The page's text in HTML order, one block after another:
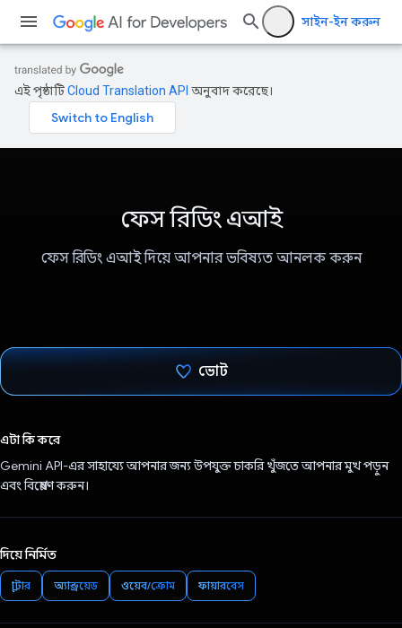
সাইন-ইন করুন
এই পৃষ্ঠাটিCloud Translation API অনুবাদ করেছে।
ফেস রিডিং এআই
ফেস রিডিং এআই দিয়ে আপনার ভবিষ্যত আনলক করুন
ভোট
এটা কি করে
Gemini API-এর সাহায্যে আপনার জন্য উপযুক্ত চাকরি খুঁজতে আপনার মুখ পড়ুন
এবং বিশ্লেষণ করুন।
দিয়ে নির্মিত
ফ্লাটার অ্যান্ড্রয়েড ওয়েব/ক্রোম ফায়ারবেস